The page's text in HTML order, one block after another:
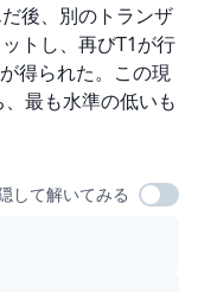
後、別のトランザ
トし、再びT1が行
得られた。この現
最も水準の低いも
して解いてみる